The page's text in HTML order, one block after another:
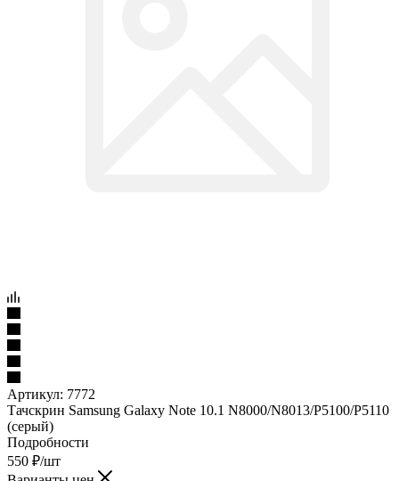
Артикул:
Тачскрин Samsung Galaxy Note 10.1 N8000/N8013/P5100/P5110
(серый)
Подробности
550₽/шт
Варианты цен
550₽/шт
Подробности
в наличии